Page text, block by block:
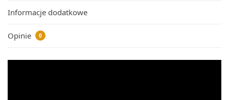
Informacje dodatkowe
Opinie 0